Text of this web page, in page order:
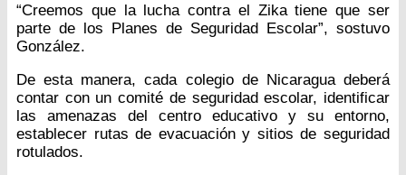
“Creemos que la lucha contra el Zika tiene que ser
parte de los Planes de Seguridad Escolar”, sostuvo
González.
De esta manera, cada colegio de Nicaragua deberá
contar con un comité de seguridad escolar, identificar
las amenazas del centro educativo y su entorno,
establecer rutas de evacuación y sitios de seguridad
rotulados.